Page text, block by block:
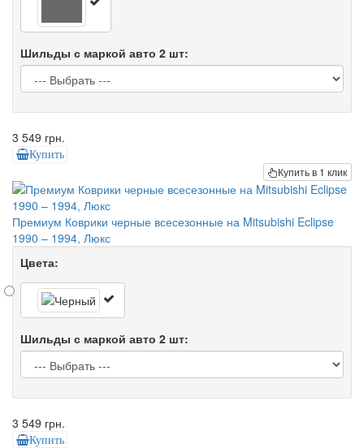
Шильды с маркой авто 2 шт:
3 549 грн.
Купить
Купить в 1 клик
Премиум Коврики черные всесезонные на Mitsubishi Eclipse
1990 – 1994, Люкс
Цвета:
Шильды с маркой авто 2 шт:
3 549 грн.
Купить